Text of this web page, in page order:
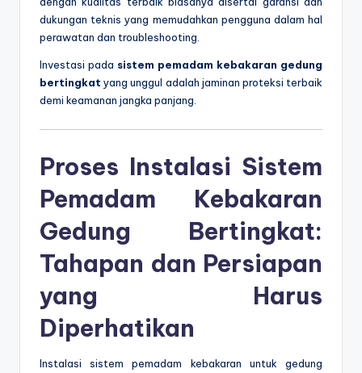
dukungan teknis yang memudahkan pengguna dalam hal
perawatan dan troubleshooting.
Investasi pada sistem pemadam kebakaran gedung
bertingkat yang unggul adalah jaminan proteksi terbaik
demi keamanan jangka panjang.
Proses Instalasi Sistem
Pemadam Kebakaran
Gedung Bertingkat:
Tahapan dan Persiapan
yang Harus
Diperhatikan
Instalasi sistem pemadam kebakaran untuk gedung